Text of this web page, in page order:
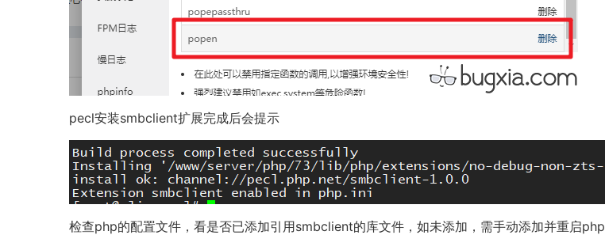
pecl安装smbclient扩展完成后会提示
检查php的配置文件，看是否已添加引用smbclient的库文件，如未添加，需手动添加并重启php